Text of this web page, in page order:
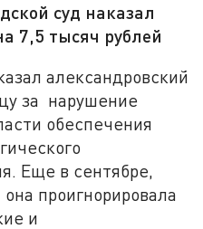
суд наказал
7,5 тысяч рублей
александровский
за нарушение
обеспечения
Еще в сентябре,
проигнорировала
и